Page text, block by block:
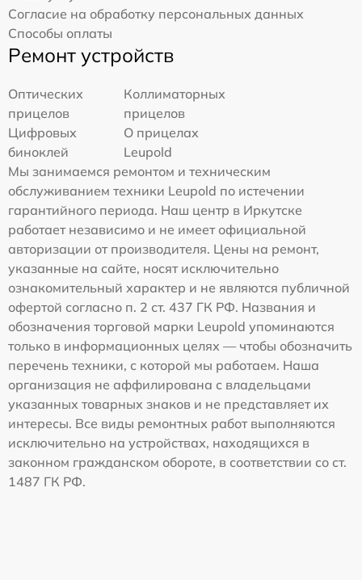
Согласие на обработку персональных данных
Способы оплаты
Ремонт устройств
Оптических
прицелов
Коллиматорных
прицелов
Цифровых
биноклей
О прицелах
Leupold
Мы занимаемся ремонтом и техническим
обслуживанием техники Leupold по истечении
гарантийного периода. Наш центр в Иркутске
работает независимо и не имеет официальной
авторизации от производителя. Цены на ремонт,
указанные на сайте, носят исключительно
ознакомительный характер и не являются публичной
офертой согласно п. 2 ст. 437 ГК РФ. Названия и
обозначения торговой марки Leupold упоминаются
только в информационных целях — чтобы обозначить
перечень техники, с которой мы работаем. Наша
организация не аффилирована с владельцами
указанных товарных знаков и не представляет их
интересы. Все виды ремонтных работ выполняются
исключительно на устройствах, находящихся в
законном гражданском обороте, в соответствии со ст.
1487 ГК РФ.